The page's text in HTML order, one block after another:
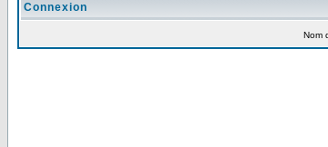
Connexion
Nom